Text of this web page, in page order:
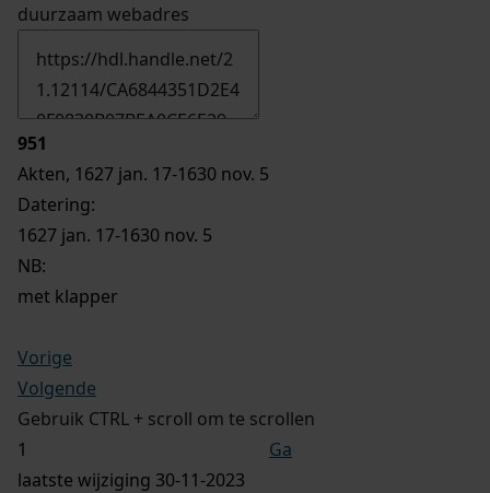
duurzaam webadres
951
Akten, 1627 jan. 17-1630 nov. 5
Datering:
1627 jan. 17-1630 nov. 5
NB:
met klapper
Vorige
Volgende
Gebruik CTRL + scroll om te scrollen
Ga
laatste wijziging 30-11-2023